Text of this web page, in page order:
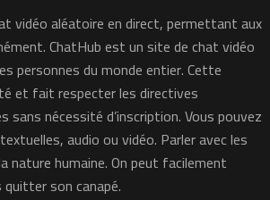
vidéo aléatoire en direct, permettant aux
ChatHub est un site de chat vidéo
personnes du monde entier. Cette
et fait respecter les directives
nécessité d’inscription. Vous pouvez
audio ou vidéo. Parler avec les
humaine. On peut facilement
son canapé.